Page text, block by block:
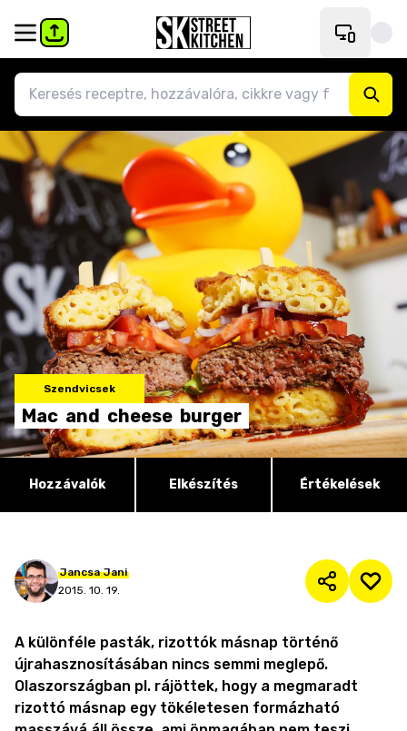
Szendvicsek
Mac and cheese burger
Hozzávalók Elkészítés Értékelések
Jancsa Jani
2015. 10. 19.
A különféle pasták, rizottók másnap történő
újrahasznosításában nincs semmi meglepő.
Olaszországban pl. rájöttek, hogy a megmaradt
rizottó másnap egy tökéletesen formázható